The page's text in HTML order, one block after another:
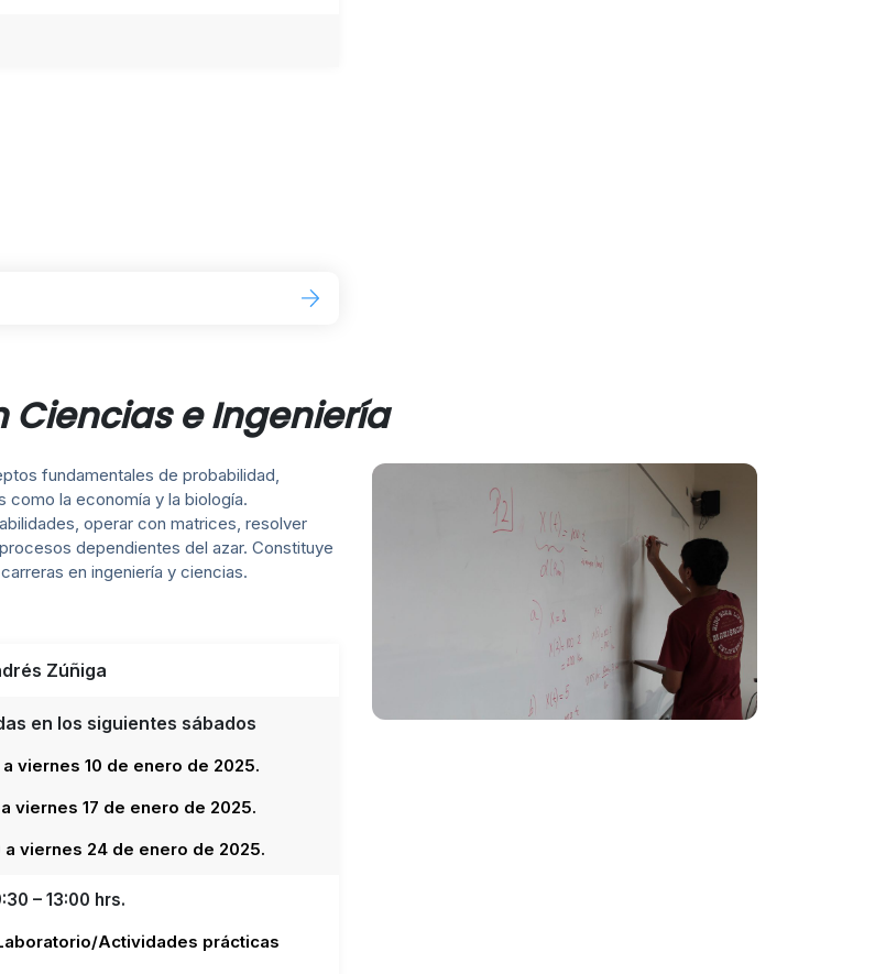
e Ingeniería
fundamentales de probabilidad,
como la economía y la biología.
operar con matrices, resolver
dependientes del azar. Constituye
en ingeniería y ciencias.
Zúñiga
en los siguientes sábados
viernes 10 de enero de 2025.
viernes 17 de enero de 2025.
a viernes 24 de enero de 2025.
– 13:00 hrs.
Actividades prácticas